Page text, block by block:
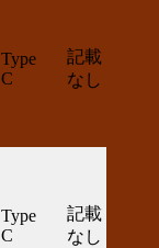
Type
C
記載
なし
Type
C
記載
なし